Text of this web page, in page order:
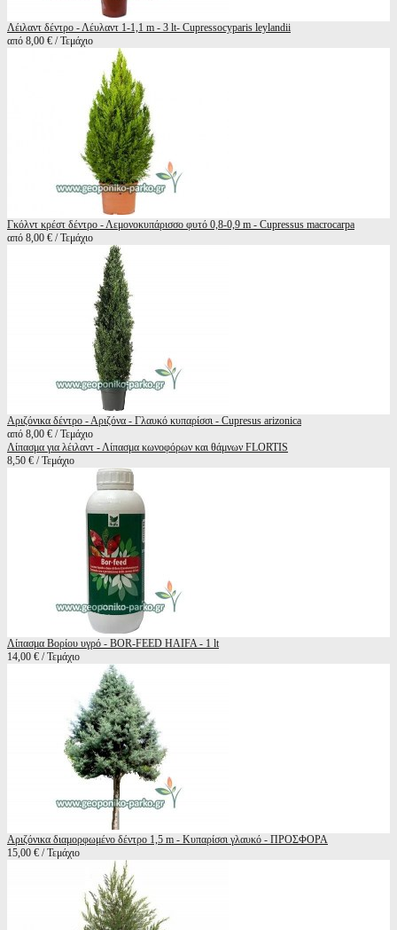
Λέιλαντ δέντρο - Λέυλαντ 1-1,1 m - 3 lt- Cupressocyparis leylandii
από 8,00 € / Τεμάχιο
Γκόλντ κρέστ δέντρο - Λεμονοκυπάρισσο φυτό 0,8-0,9 m - Cupressus macrocarpa
από 8,00 € / Τεμάχιο
Αριζόνικα δέντρο - Αριζόνα - Γλαυκό κυπαρίσσι - Cupresus arizonica
από 8,00 € / Τεμάχιο
Λίπασμα για λέιλαντ - Λίπασμα κωνοφόρων και θάμνων FLORTIS
8,50 € / Τεμάχιο
Λίπασμα Βορίου υγρό - BOR-FEED HAIFA - 1 lt
14,00 € / Τεμάχιο
Αριζόνικα διαμορφωμένο δέντρο 1,5 m - Κυπαρίσσι γλαυκό - ΠΡΟΣΦΟΡΑ
15,00 € / Τεμάχιο